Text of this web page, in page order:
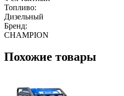
Топливо:
Дизельный
Бренд:
CHAMPION
Похожие товары